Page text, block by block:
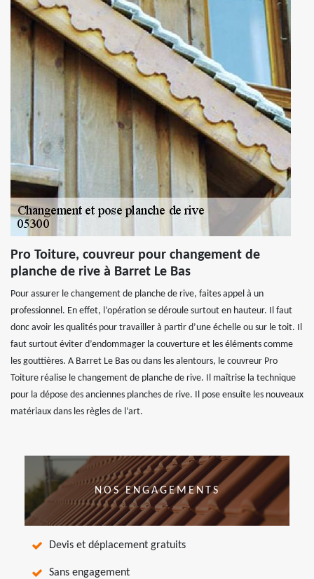
Pro Toiture, couvreur pour changement de
planche de rive à Barret Le Bas
Pour assurer le changement de planche de rive, faites appel à un
professionnel. En effet, l’opération se déroule surtout en hauteur. Il faut
donc avoir les qualités pour travailler à partir d’une échelle ou sur le toit. Il
faut surtout éviter d’endommager la couverture et les éléments comme
les gouttières. A Barret Le Bas ou dans les alentours, le couvreur Pro
Toiture réalise le changement de planche de rive. Il maîtrise la technique
pour la dépose des anciennes planches de rive. Il pose ensuite les nouveaux
matériaux dans les règles de l’art.
NOS ENGAGEMENTS
Devis et déplacement gratuits
Sans engagement